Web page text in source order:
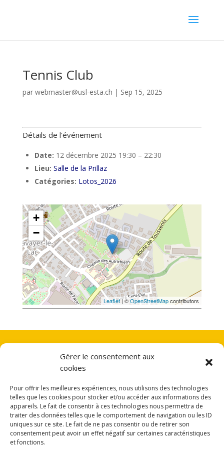
Gérer le consentement aux
cookies
Pour offrir les meilleures expériences, nous utilisons des technologies
telles que les cookies pour stocker et/ou accéder aux informations des
appareils. Le fait de consentir à ces technologies nous permettra de
traiter des données telles que le comportement de navigation ou les ID
uniques sur ce site. Le fait de ne pas consentir ou de retirer son
consentement peut avoir un effet négatif sur certaines caractéristiques
et fonctions.
Tennis Club
par webmaster@usl-esta.ch | Sep 15, 2025
Détails de l'événement
Date: 12 décembre 2025 19:30 – 22:30
Lieu: Salle de la Prillaz
Catégories: Lotos_2026
+
−
Leaflet| ©OpenStreetMapcontributors
Déclaration de confidentialité
Webmaster